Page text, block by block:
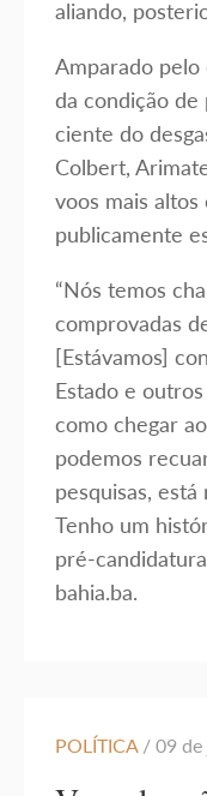
aliando,
Amparado
da condição de
ciente do
Colbert,
voos mais
publicamente
“Nós temos
comprovadas
[Estávamos]
Estado e
como chegar
podemos
pesquisas,
Tenho um
pré-
bahia.ba.
POLÍTICA / 09